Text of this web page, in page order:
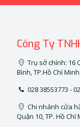
Công Ty
Trụ sở chính: 16
Bình, TP.Hồ Chí Minh
028 38553773 -
Chi nhánh cửa
Quận 10, TP. Hồ Chí